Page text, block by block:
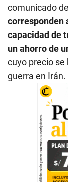
comunicado
corresponden
capacidad de
un ahorro de
cuyo precio se
guerra en Irán.